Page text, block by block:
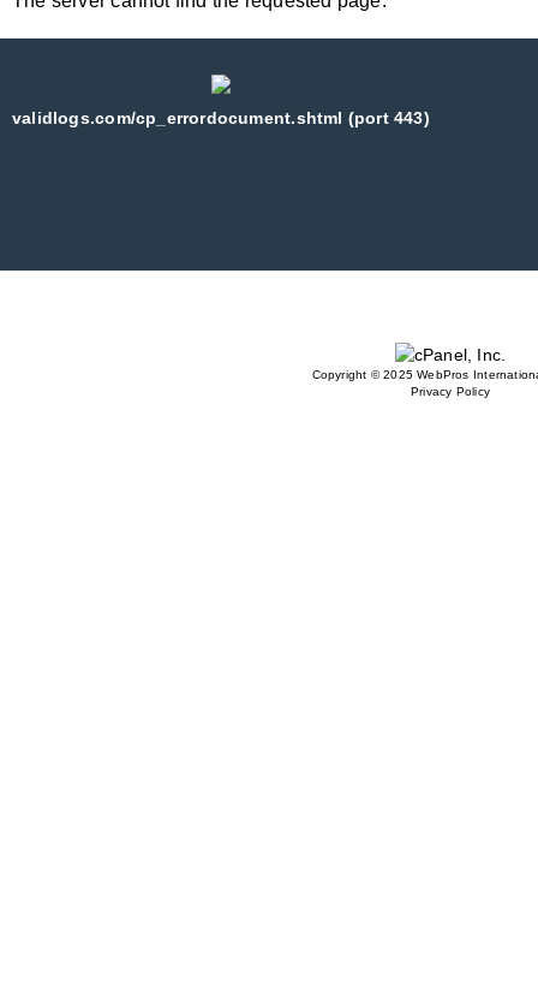
validlogs.com/cp_errordocument.shtml (port 443)
Copyright © 2025 WebPros
Privacy Policy